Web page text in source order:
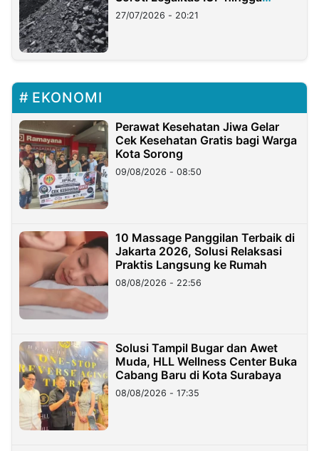
Stockpile
27/07/2026 - 20:21
EKONOMI
Perawat Kesehatan Jiwa Gelar
Cek Kesehatan Gratis bagi Warga
Kota Sorong
09/08/2026 - 08:50
10 Massage Panggilan Terbaik di
Jakarta 2026, Solusi Relaksasi
Praktis Langsung ke Rumah
08/08/2026 - 22:56
Solusi Tampil Bugar dan Awet
Muda, HLL Wellness Center Buka
Cabang Baru di Kota Surabaya
08/08/2026 - 17:35